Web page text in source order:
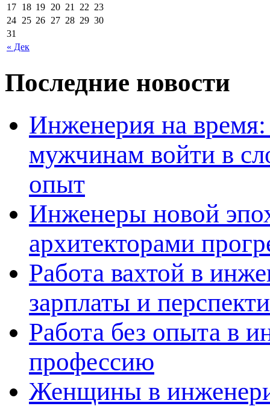
« Дек
17 18 19 20 21 22 23
24 25 26 27 28 29 30
31
Последние новости
Инженерия на время:
мужчинам войти в
опыт
Инженеры новой
архитекторами
Работа вахтой в
зарплаты и
Работа без опыта в
профессию
Женщины в